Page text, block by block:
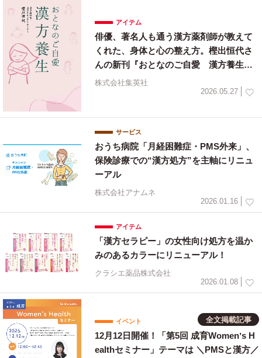
アイテム
俳優、著名人も通う漢方薬剤師が教えて
くれた、身体と心の整え方。樫出恒代さ
んの新刊『おとなのご自愛 漢方養生』
が5月26日（火）に集英社から発売
株式会社集英社
2026.05.27
サービス
おうち病院「月経困難症・PMS外来」、
保険診療での“漢方処方”を主軸にリニュ
ーアル
株式会社アナムネ
2026.01.16
アイテム
「漢方セラピー」の女性向け処方を温か
みのあるカラーにリニューアル！
クラシエ薬品株式会社
2026.01.08
イベント 全文掲載記事
12月12日開催！「第5回 成育Womenʼs H
ealthセミナー」テーマは ＼PMSと漢方／